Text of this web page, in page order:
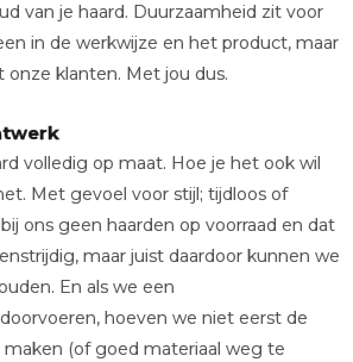
van je haard. Duurzaamheid zit voor
in de werkwijze en het product, maar
klanten. Met jou dus.
volledig op maat. Hoe je het ook wil
Met gevoel voor stijl; tijdloos of
ons geen haarden op voorraad en dat
maar juist daardoor kunnen we
En als we een
hoeven we niet eerst de
maken (of goed materiaal weg te